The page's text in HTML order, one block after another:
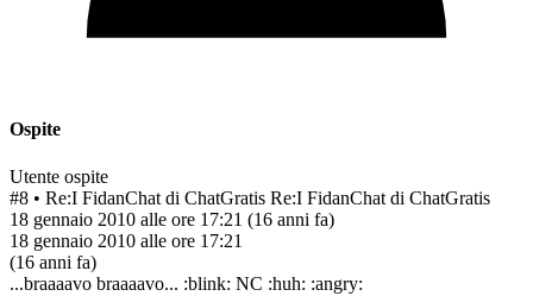
Ospite
Utente ospite
#8 • Re:I FidanChat di ChatGratis Re:I FidanChat di ChatGratis
18 gennaio 2010 alle ore 17:21 (16 anni fa)
18 gennaio 2010 alle ore 17:21
(16 anni fa)
...braaaavo braaaavo... :blink: NC :huh: :angry: